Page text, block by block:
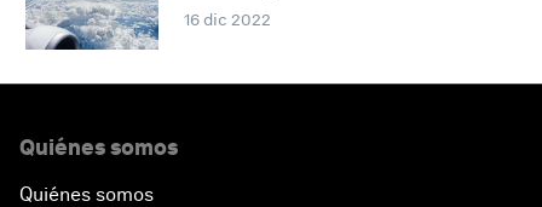
16 dic 2022
Quiénes somos
Quiénes somos